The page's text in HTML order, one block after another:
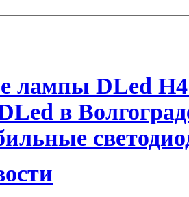
DLed H4
в